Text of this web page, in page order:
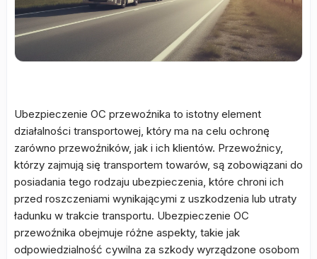
Ubezpieczenie OC przewoźnika to istotny element
działalności transportowej, który ma na celu ochronę
zarówno przewoźników, jak i ich klientów. Przewoźnicy,
którzy zajmują się transportem towarów, są zobowiązani do
posiadania tego rodzaju ubezpieczenia, które chroni ich
przed roszczeniami wynikającymi z uszkodzenia lub utraty
ładunku w trakcie transportu. Ubezpieczenie OC
przewoźnika obejmuje różne aspekty, takie jak
odpowiedzialność cywilna za szkody wyrządzone osobom